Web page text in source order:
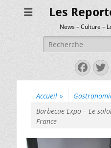
Les
News – Culture –
Rechercher :
Accueil »
Barbecue Expo – Le
France